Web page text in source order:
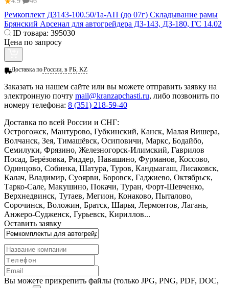
Ремкоплект ДЗ143-100.50/1а-АП (до 07г) Складывание рамы
Брянский Арсенал для автогрейдера ДЗ-143, ДЗ-180, ГС 14.02
ID товара: 395030
Цена по запросу
Доставка поРоссии, в РБ, KZ
Заказать на нашем сайте или вы можете отправить заявку на
электронную почту mail@kranzapchasti.ru, либо позвонить по
номеру телефона: 8 (351) 218-59-40
Доставка по всей России и СНГ:
Острогожск, Мантурово, Губкинский, Канск, Малая Вишера,
Волчанск, Зея, Тимашёвск, Осиповичи, Маркс, Бодайбо,
Семилуки, Фрязино, Железногорск-Илимский, Гаврилов
Посад, Берёзовка, Риддер, Навашино, Фурманов, Коссово,
Одинцово, Собинка, Шатура, Туров, Кандыагаш, Лисаковск,
Калач, Владимир, Суоярви, Боровск, Гаджиево, Октябрьск,
Тарко-Сале, Макушино, Покачи, Туран, Форт-Шевченко,
Верхнедвинск, Тутаев, Мегион, Конаково, Пыталово,
Сорочинск, Воложин, Братск, Шарья, Лермонтов, Лагань,
Анжеро-Судженск, Гурьевск, Кириллов...
Оставить заявку
Вы можете прикрепить файлы (только JPG, PNG, PDF, DOC,